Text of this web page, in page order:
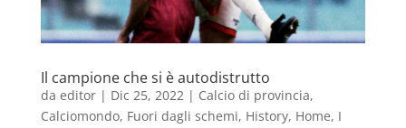
Il campione che si è autodistrutto
da editor| Dic 25, 2022| Calcio di provincia,
Calciomondo, Fuori dagli schemi, History, Home, I